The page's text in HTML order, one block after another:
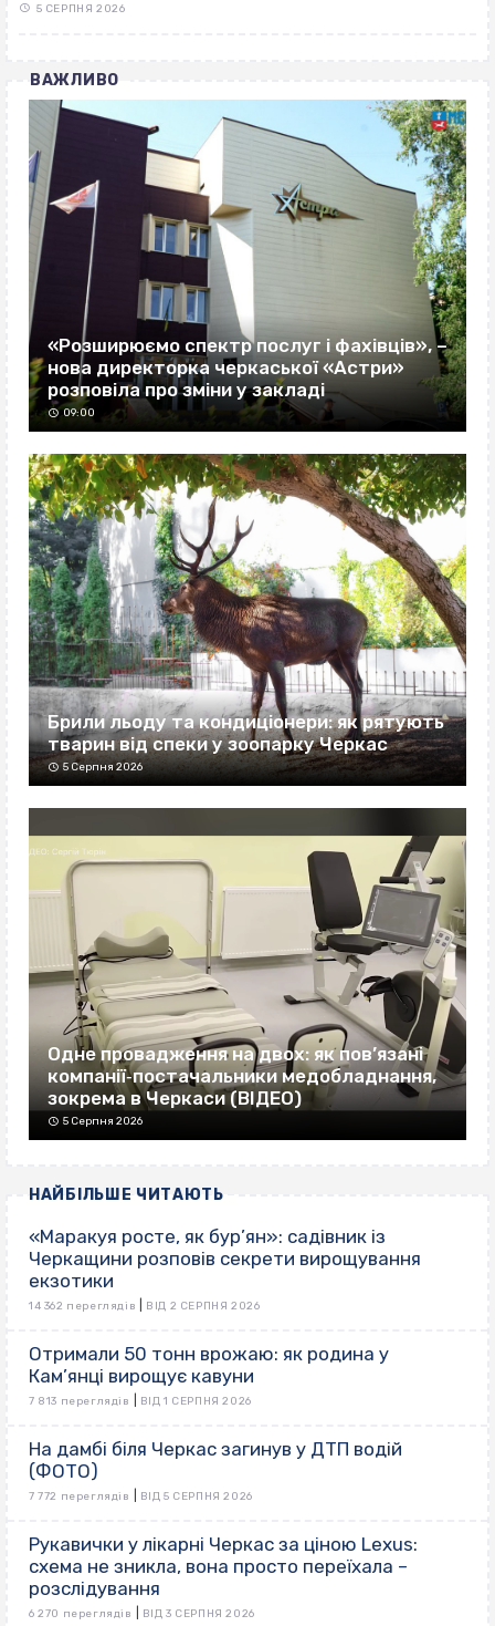
5 СЕРПНЯ 2026
ВАЖЛИВО
«Розширюємо спектр послуг і фахівців», –
нова директорка черкаської «Астри»
розповіла про зміни у закладі
09:00
Брили льоду та кондиціонери: як рятують
тварин від спеки у зоопарку Черкас
5 Серпня 2026
Одне провадження на двох: як пов’язані
компанії‐постачальники медобладнання,
зокрема в Черкаси (ВІДЕО)
5 Серпня 2026
НАЙБІЛЬШЕ ЧИТАЮТЬ
«Маракуя росте, як бур’ян»: садівник із
Черкащини розповів секрети вирощування
екзотики
14 362 переглядів ВІД 2 СЕРПНЯ 2026
Отримали 50 тонн врожаю: як родина у
Кам’янці вирощує кавуни
7 813 переглядів ВІД 1 СЕРПНЯ 2026
На дамбі біля Черкас загинув у ДТП водій
(ФОТО)
7 772 переглядів ВІД 5 СЕРПНЯ 2026
Рукавички у лікарні Черкас за ціною Lexus:
схема не зникла, вона просто переїхала –
розслідування
6 270 переглядів ВІД 3 СЕРПНЯ 2026